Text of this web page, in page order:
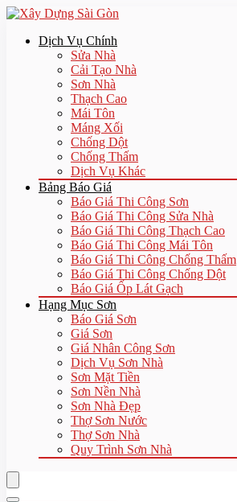
Dịch Vụ Chính
Sửa Nhà
Cải Tạo Nhà
Sơn Nhà
Thạch Cao
Mái Tôn
Máng Xối
Chống Dột
Chống Thấm
Dịch Vụ Khác
Bảng Báo Giá
Báo Giá Thi Công Sơn
Báo Giá Thi Công Sửa Nhà
Báo Giá Thi Công Thạch Cao
Báo Giá Thi Công Mái Tôn
Báo Giá Thi Công Chống Thấm
Báo Giá Thi Công Chống Dột
Báo Giá Ốp Lát Gạch
Hạng Mục Sơn
Báo Giá Sơn
Giá Sơn
Giá Nhân Công Sơn
Dịch Vụ Sơn Nhà
Sơn Mặt Tiền
Sơn Nền Nhà
Sơn Nhà Đẹp
Thợ Sơn Nước
Thợ Sơn Nhà
Quy Trình Sơn Nhà